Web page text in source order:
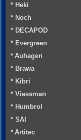
* Heki
* Noch
* DECAPOD
* Evergreen
* Auhagen
* Brawa
* Kibri
* Viessman
* Humbrol
* SAI
* Artitec